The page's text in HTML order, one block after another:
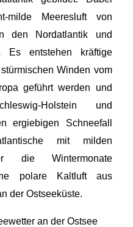
milde Meeresluft von
den Nordatlantik und
entstehen kräftige
Winden vom
geführt werden und
Holstein und
ergiebigen Schneefall
mit milden
die Wintermonate
polare Kaltluft aus
der Ostseeküste.
an der Ostsee